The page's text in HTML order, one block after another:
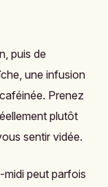
puis de
une infusion
Prenez
plutôt
sentir vidée.
midi peut parfois